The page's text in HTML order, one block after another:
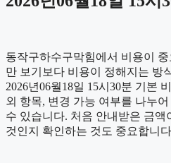
동작구하수구막힘에서 비용이
만 보기보다 비용이 정해지는 방
2026년06월18일 15시30분 기본
외 항목, 변경 가능 여부를 나누
수 있습니다. 처음 안내받은 금
것인지 확인하는 것도 중요합니